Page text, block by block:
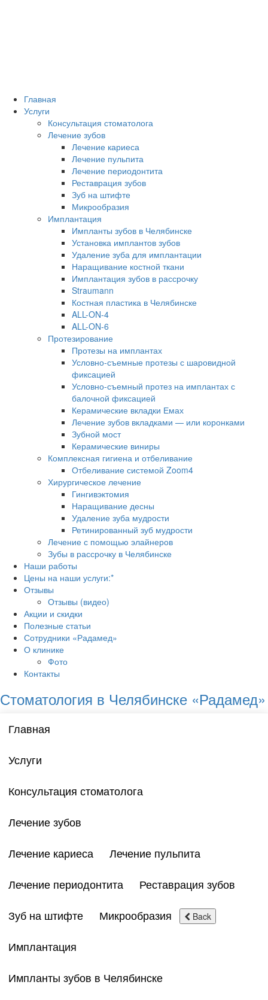
Главная
Услуги
Консультация стоматолога
Лечение зубов
Лечение кариеса
Лечение пульпита
Лечение периодонтита
Реставрация зубов
Зуб на штифте
Микрообразия
Имплантация
Импланты зубов в Челябинске
Установка имплантов зубов
Удаление зуба для имплантации
Наращивание костной ткани
Имплантация зубов в рассрочку
Straumann
Костная пластика в Челябинске
ALL-ON-4
ALL-ON-6
Протезирование
Протезы на имплантах
Условно-съемные протезы с шаровидной
фиксацией
Условно-съемный протез на имплантах с
балочной фиксацией
Керамические вкладки Емах
Лечение зубов вкладками — или коронками
Зубной мост
Керамические виниры
Комплексная гигиена и отбеливание
Отбеливание системой Zoom4
Хирургическое лечение
Гингивэктомия
Наращивание десны
Удаление зуба мудрости
Ретинированный зуб мудрости
Лечение с помощью элайнеров
Зубы в рассрочку в Челябинске
Наши работы
Цены на наши услуги:*
Отзывы
Отзывы (видео)
Акции и скидки
Полезные статьи
Сотрудники «Радамед»
О клинике
Фото
Контакты
Стоматология в Челябинске «Радамед»
Главная
Услуги
Консультация стоматолога
Лечение зубов
Лечение кариеса
Лечение пульпита
Лечение периодонтита
Реставрация зубов
Зуб на штифте
Микрообразия Back
Имплантация
Импланты зубов в Челябинске